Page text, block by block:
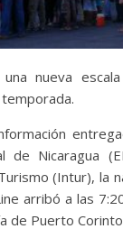
una nueva
de Nicaragua
(Intur), la
arribó a las
de Puerto